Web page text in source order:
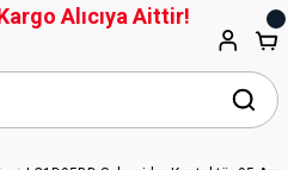
Alıcıya Aittir!